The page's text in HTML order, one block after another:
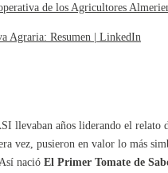
de los Agricultores
Agraria: Resumen | LinkedIn
llevaban años liderando el relato
vez, pusieron en valor lo más
nació El Primer Tomate de